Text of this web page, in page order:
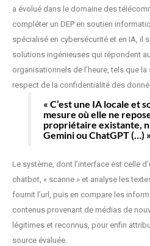
a évolué dans le domaine des
compléter un DEP en soutien
spécialisé en cybersécurité et en IA, il
solutions ingénieuses qui répondent
organisationnels de l’heure, tels que
respect de la confidentialité des
« C’est une IA locale et
mesure où elle ne
propriétaire existante,
Gemini ou ChatGPT (…)
Le système, dont l’interface est celle
chatbot, « scanne » et analyse les
fournit l’url, puis en compare les
contenus provenant de médias de
légitimes et reconnus, pour enfin
source évaluée.